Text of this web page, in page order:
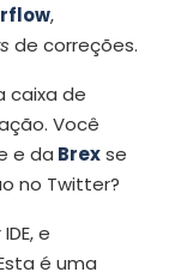
,
de correções.
caixa de
Você
e da Brexse
no Twitter?
e
é uma